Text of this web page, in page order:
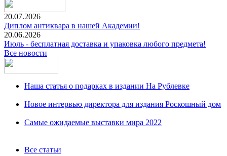
20.07.2026
Диплом антиквара в нашей Академии!
20.06.2026
Июль - бесплатная доставка и упаковка любого предмета!
Все новости
Наша статья о подарках в издании На Рублевке
Новое интервью директора для издания Роскошный дом
Самые ожидаемые выставки мира 2022
Все статьи